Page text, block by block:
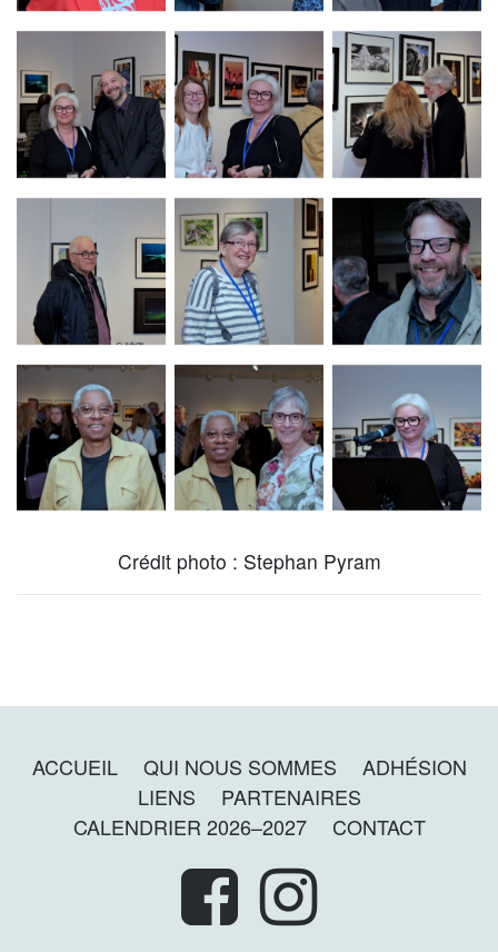
Crédit photo : Stephan Pyram
ACCUEIL QUI NOUS SOMMES
ADHÉSION
LIENS
PARTENAIRES
CALENDRIER 2026–2027
CONTACT